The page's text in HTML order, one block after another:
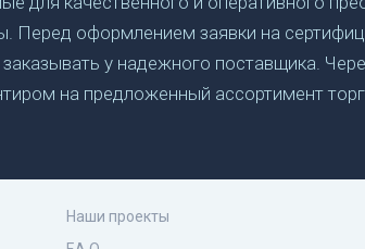
Перед оформлением заявки на
у надежного поставщика.
на предложенный ассортимент
собой самых разных по устройству
Наши проекты